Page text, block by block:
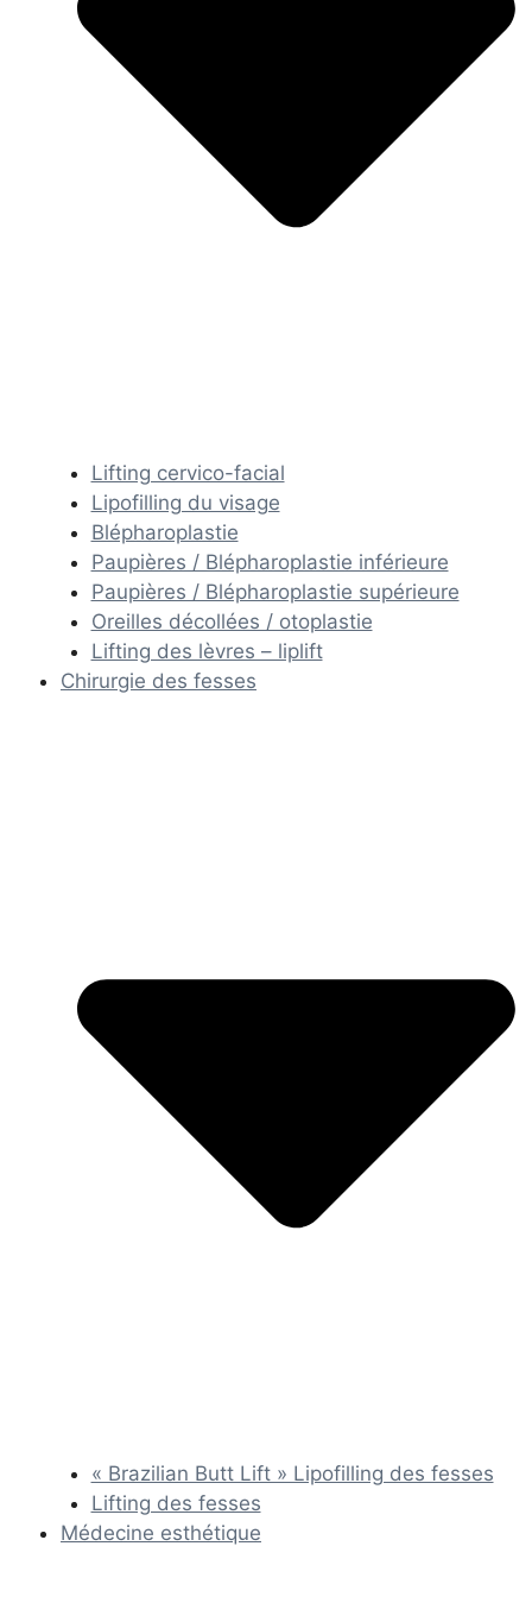
Lifting cervico-facial
Lipofilling du visage
Blépharoplastie
Paupières / Blépharoplastie inférieure
Paupières / Blépharoplastie supérieure
Oreilles décollées / otoplastie
Lifting des lèvres – liplift
Chirurgie des fesses
« Brazilian Butt Lift » Lipofilling des fesses
Lifting des fesses
Médecine esthétique